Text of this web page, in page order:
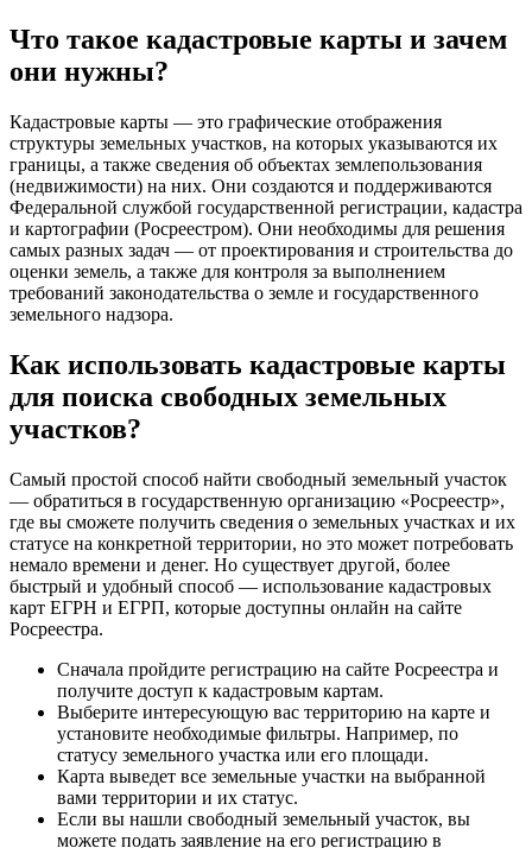
Что такое кадастровые карты и зачем
они нужны?
Кадастровые карты — это графические отображения
структуры земельных участков, на которых указываются их
границы, а также сведения об объектах землепользования
(недвижимости) на них. Они создаются и поддерживаются
Федеральной службой государственной регистрации, кадастра
и картографии (Росреестром). Они необходимы для решения
самых разных задач — от проектирования и строительства до
оценки земель, а также для контроля за выполнением
требований законодательства о земле и государственного
земельного надзора.
Как использовать кадастровые карты
для поиска свободных земельных
участков?
Самый простой способ найти свободный земельный участок
— обратиться в государственную организацию «Росреестр»,
где вы сможете получить сведения о земельных участках и их
статусе на конкретной территории, но это может потребовать
немало времени и денег. Но существует другой, более
быстрый и удобный способ — использование кадастровых
карт ЕГРН и ЕГРП, которые доступны онлайн на сайте
Росреестра.
Сначала пройдите регистрацию на сайте Росреестра и
получите доступ к кадастровым картам.
Выберите интересующую вас территорию на карте и
установите необходимые фильтры. Например, по
статусу земельного участка или его площади.
Карта выведет все земельные участки на выбранной
вами территории и их статус.
Если вы нашли свободный земельный участок, вы
можете подать заявление на его регистрацию в